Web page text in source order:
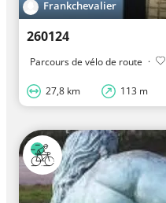
Frankchevalier
260124
Parcours de vélo de route ·
27,8 km 113 m